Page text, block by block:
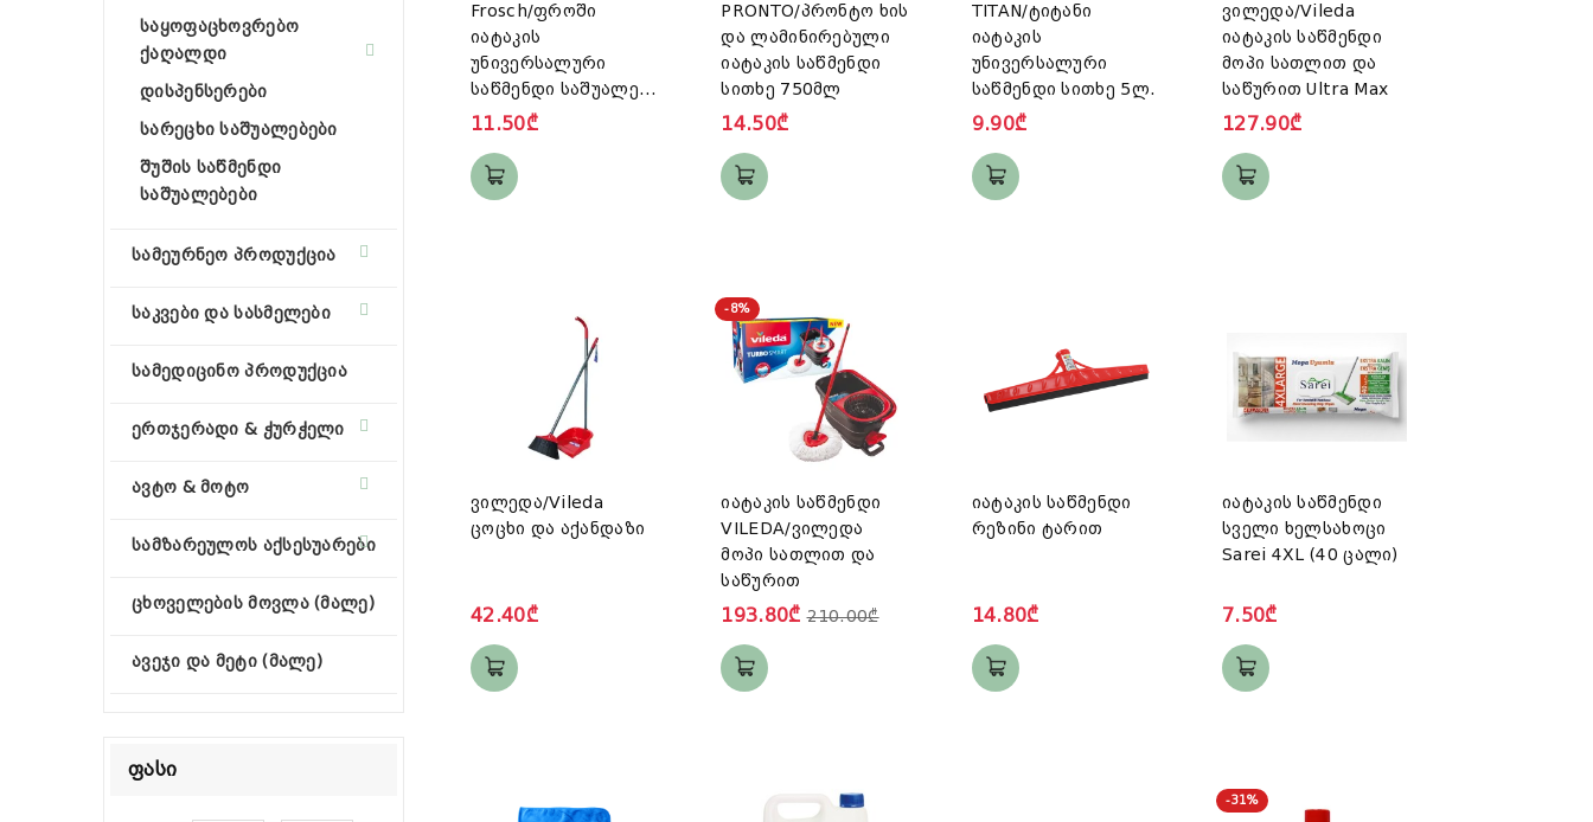
საყოფაცხოვრებო
ქაღალდი
დისპენსერები
სარეცხი საშუალებები
შუშის საწმენდი
საშუალებები
სამეურნეო პროდუქცია
საკვები და სასმელები
სამედიცინო პროდუქცია
ერთჯერადი & ჭურჭელი
ავტო & მოტო
სამზარეულოს აქსესუარები
ცხოველების მოვლა (მალე)
ავეჯი და მეტი (მალე)
Ფასი
Frosch/ფროში
იატაკის
უნივერსალური
საწმენდი საშუალება
“PH-ნეიტრალური“
11.50₾
PRONTO/პრონტო ხის
და ლამინირებული
იატაკის საწმენდი
სითხე 750მლ
14.50₾
TITAN/ტიტანი
იატაკის
უნივერსალური
საწმენდი სითხე 5ლ.
9.90₾
ვილედა/Vileda
იატაკის საწმენდი
მოპი სათლით და
საწურით Ultra Max
127.90₾
ვილედა/Vileda
ცოცხი და აქანდაზი
42.40₾
-8%
იატაკის საწმენდი
VILEDA/ვილედა
მოპი სათლით და
საწურით
193.80₾ 210.00₾
იატაკის საწმენდი
რეზინი ტარით
14.80₾
იატაკის საწმენდი
სველი ხელსახოცი
Sarei 4XL (40 ცალი)
7.50₾
-31%